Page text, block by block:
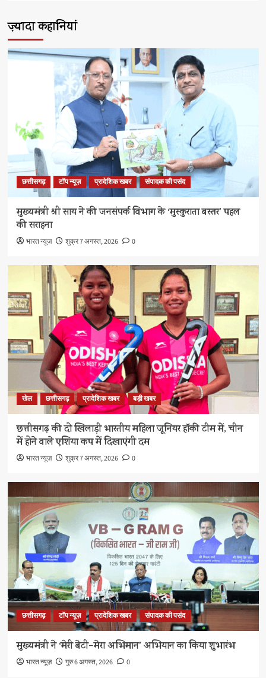
ज़्यादा कहानियां
छत्तीसगढ़ टॉप न्यूज़ प्रादेशिक खबर संपादक की पसंद
मुख्यमंत्री श्री साय ने की जनसंपर्क विभाग के ‘मुस्कुराता बस्तर’ पहल
की सराहना
भारत न्यूज़ शुक्र 7 अगस्त, 2026 0
खेल छत्तीसगढ़ प्रादेशिक खबर बड़ी खबर
छत्तीसगढ़ की दो खिलाड़ी भारतीय महिला जूनियर हॉकी टीम में, चीन
में होने वाले एशिया कप में दिखाएंगी दम
भारत न्यूज़ शुक्र 7 अगस्त, 2026 0
छत्तीसगढ़ टॉप न्यूज़ प्रादेशिक खबर संपादक की पसंद
मुख्यमंत्री ने ‘मेरी बेटी–मेरा अभिमान’ अभियान का किया शुभारंभ
भारत न्यूज़ गुरु 6 अगस्त, 2026 0